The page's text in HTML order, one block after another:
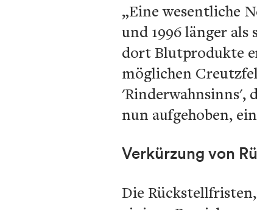
„Eine wesentliche
und 1996 länger
dort Blutprodukte
möglichen
'Rinderwahnsinns',
nun aufgehoben,
Verkürzung von
Die